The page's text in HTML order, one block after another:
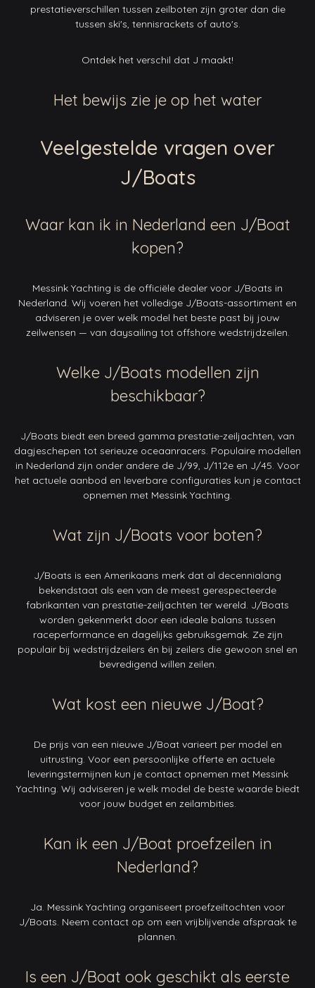
prestatieverschillen tussen zeilboten zijn groter dan die
tussen ski's, tennisrackets of auto's.
Ontdek het verschil dat J maakt!
Het bewijs zie je op het water
Veelgestelde vragen over
J/Boats
Waar kan ik in Nederland een J/Boat
kopen?
Messink Yachting is de officiële dealer voor J/Boats in
Nederland. Wij voeren het volledige J/Boats-assortiment en
adviseren je over welk model het beste past bij jouw
zeilwensen — van daysailing tot offshore wedstrijdzeilen.
Welke J/Boats modellen zijn
beschikbaar?
J/Boats biedt een breed gamma prestatie-zeiljachten, van
dagjeschepen tot serieuze oceaanracers. Populaire modellen
in Nederland zijn onder andere de J/99, J/112e en J/45. Voor
het actuele aanbod en leverbare configuraties kun je contact
opnemen met Messink Yachting.
Wat zijn J/Boats voor boten?
J/Boats is een Amerikaans merk dat al decennialang
bekendstaat als een van de meest gerespecteerde
fabrikanten van prestatie-zeiljachten ter wereld. J/Boats
worden gekenmerkt door een ideale balans tussen
raceperformance en dagelijks gebruiksgemak. Ze zijn
populair bij wedstrijdzeilers én bij zeilers die gewoon snel en
bevredigend willen zeilen.
Wat kost een nieuwe J/Boat?
De prijs van een nieuwe J/Boat varieert per model en
uitrusting. Voor een persoonlijke offerte en actuele
leveringstermijnen kun je contact opnemen met Messink
Yachting. Wij adviseren je welk model de beste waarde biedt
voor jouw budget en zeilambities.
Kan ik een J/Boat proefzeilen in
Nederland?
Ja. Messink Yachting organiseert proefzeiltochten voor
J/Boats. Neem contact op om een vrijblijvende afspraak te
plannen.
Is een J/Boat ook geschikt als eerste